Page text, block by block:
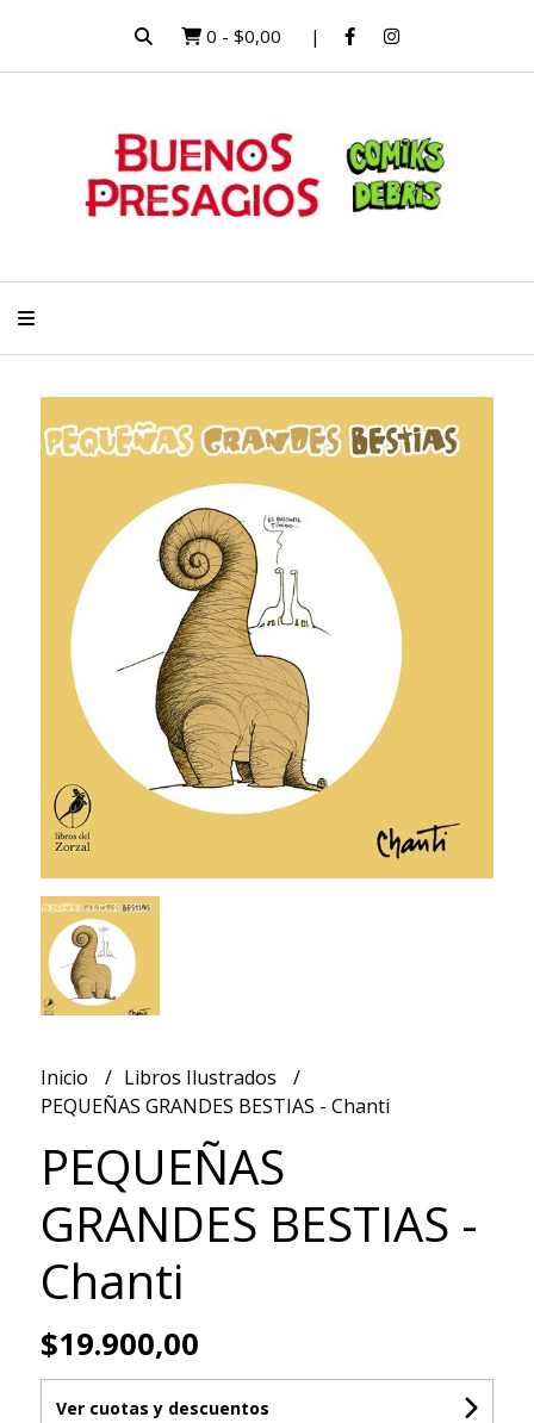
0 - $0,00
Inicio
Libros Ilustrados
PEQUEÑAS GRANDES BESTIAS - Chanti
PEQUEÑAS
GRANDES BESTIAS -
Chanti
$19.900,00
Ver cuotas y descuentos